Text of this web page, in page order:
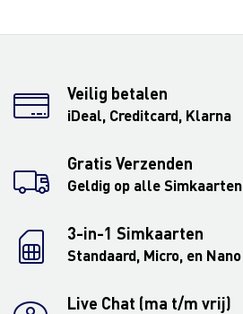
Veilig betalen
iDeal, Creditcard, Klarna
Gratis Verzenden
Geldig op alle Simkaarten
3-in-1 Simkaarten
Standaard, Micro, en Nano
Live Chat (ma t/m vrij)